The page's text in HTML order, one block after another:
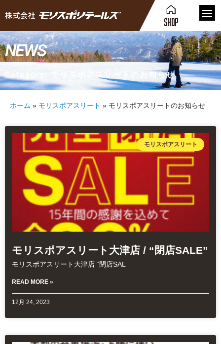
NEWS
Category: モリスポアスリートのお知らせ
ホーム » モリスポアスリート » モリスポアスリートのお知らせ
モリスポアスリート
モリスポアスリート大津店 / “閉店SALE”
モリスポアスリート大津店 “閉店SAL
READ MORE »
12月 24, 2023